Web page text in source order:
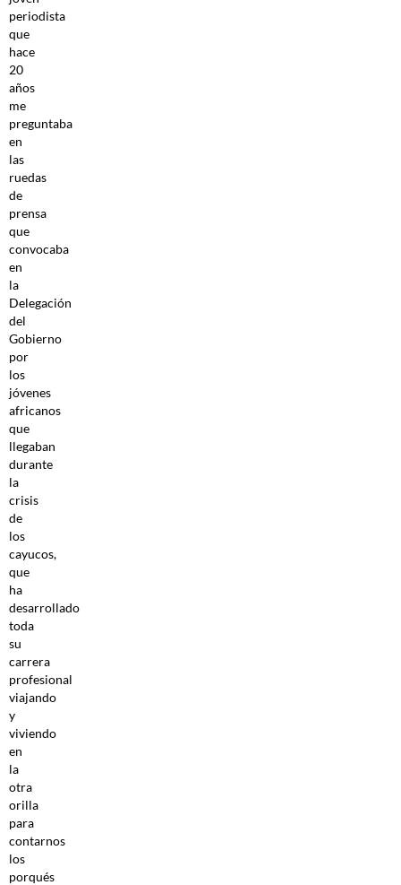
periodista
que
hace
20
años
me
preguntaba
en
las
ruedas
de
prensa
que
convocaba
en
la
Delegación
del
Gobierno
por
los
jóvenes
africanos
que
llegaban
durante
la
crisis
de
los
cayucos,
que
ha
desarrollado
toda
su
carrera
profesional
viajando
y
viviendo
en
la
otra
orilla
para
contarnos
los
porqués